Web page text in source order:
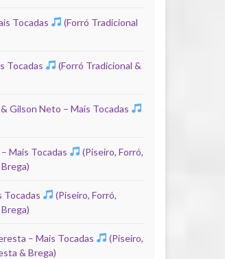
Tocadas
(Forró Tradicional
Tocadas
(Forró Tradicional &
Gilson Neto – Mais Tocadas
Mais Tocadas
(Piseiro, Forró,
Tocadas
(Piseiro, Forró,
– Mais Tocadas
(Piseiro,
& Brega)